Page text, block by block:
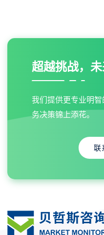
超越挑战，
我们提供更专业明
务决策锦上添花。
联